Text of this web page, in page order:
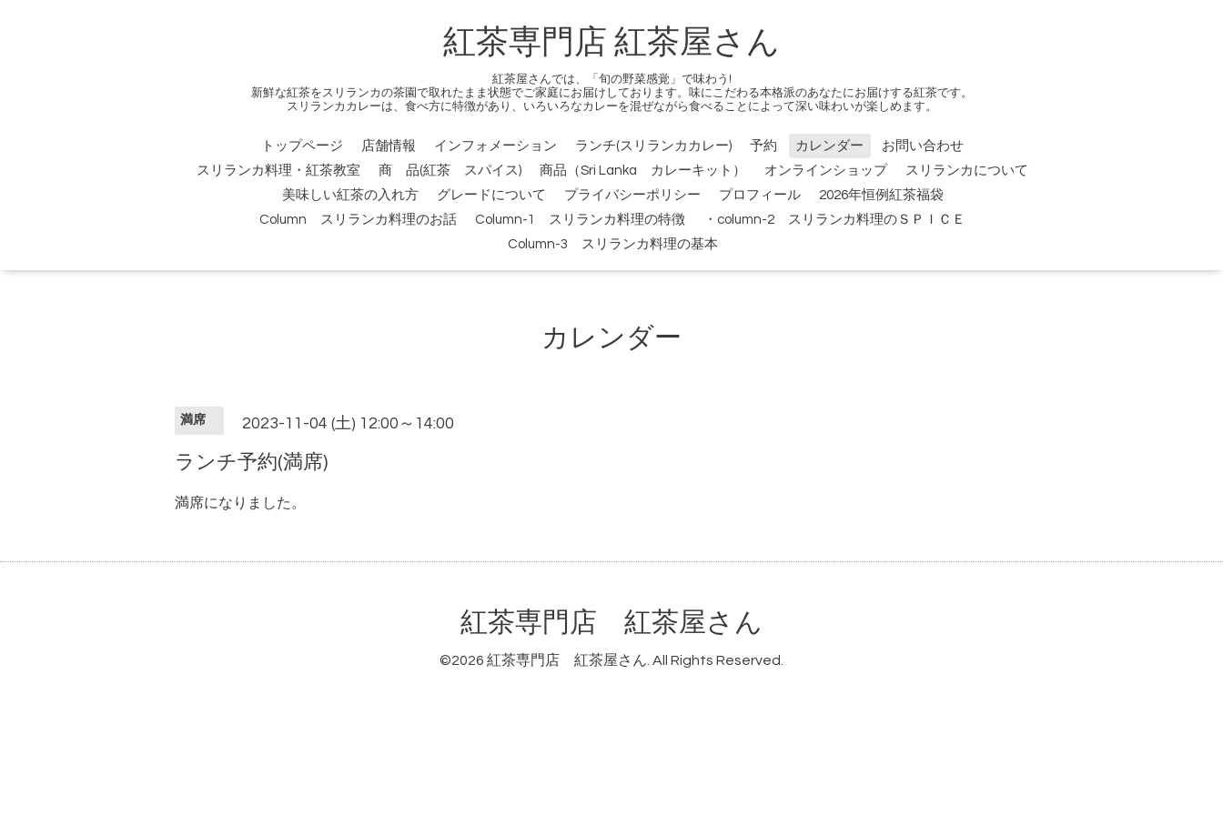
紅茶専門店 紅茶屋さん
紅茶屋さんでは、「旬の野菜感覚」で味わう!
新鮮な紅茶をスリランカの茶園で取れたまま状態でご家庭にお届けしております。味にこだわる本格派のあなたにお届けする紅茶です。
スリランカカレーは、食べ方に特徴があり、いろいろなカレーを混ぜながら食べることによって深い味わいが楽しめます。
トップページ 店舗情報 インフォメーション ランチ(スリランカカレー) 予約 カレンダー
お問い合わせ
スリランカ料理・紅茶教室
商 品(紅茶 スパイス) 商品（Sri Lanka カレーキット） オンラインショップ
スリランカについて
美味しい紅茶の入れ方
グレードについて プライバシーポリシー プロフィール
2026年恒例紅茶福袋
Column スリランカ料理のお話
Column-1 スリランカ料理の特徴
・column-2 スリランカ料理のＳＰＩＣＥ
Column-3 スリランカ料理の基本
カレンダー
満席 2023-11-04 (土) 12:00～14:00
ランチ予約(満席)
満席になりました。
紅茶専門店 紅茶屋さん
©2026 紅茶専門店 紅茶屋さん. All Rights Reserved.